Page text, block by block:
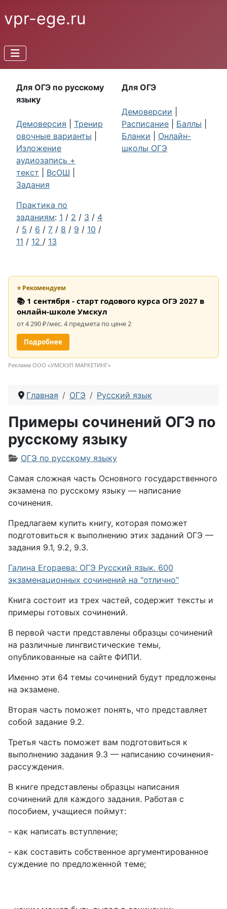
vpr-ege.ru
Для ОГЭ по русскому
языку
Демоверсия
Тренир
овочные варианты
Изложение
аудиозапись +
текст
ВсОШ
Задания
Практика по
заданиям: 1 / 2 / 3 / 4
/ 5 / 6 / 7 / 8 / 9 / 10 /
11 / 12 / 13
Для ОГЭ
Демоверсии
Расписание
Баллы
Бланки
Онлайн-
школы ОГЭ
⭐ Рекомендуем
📚 1 сентября - старт годового курса ОГЭ 2027 в
онлайн-школе Умскул
от 4 290 ₽/мес. 4 предмета по цене 2
Подробнее
Реклама ООО «УМСКУЛ МАРКЕТИНГ»
Главная ОГЭ Русский язык
Примеры сочинений ОГЭ по
русскому языку
Информация о материале
ОГЭ по русскому языку
Самая сложная часть Основного государственного
экзамена по русскому языку — написание
сочинения.
Предлагаем купить книгу, которая поможет
подготовиться к вы­полнению этих заданий ОГЭ —
задания 9.1, 9.2, 9.3.
Галина Егораева: ОГЭ Русский язык. 600
экзаменационных сочинений на "отлично"
Книга состоит из трех частей, содержит тексты и
примеры готовых сочинений.
В первой части представлены образцы сочинений
на раз­личные лингвистические темы,
опубликованные на сайте ФИПИ.
Именно эти 64 темы сочинений будут предложены
на экзамене.
Вторая часть поможет понять, что представляет
собой зада­ние 9.2.
Третья часть поможет вам подготовиться к
выполнению за­дания 9.3 — написанию сочинения-
рассуждения.
В книге представлены образцы написания
сочинений для каждого задания. Работая с
пособием, учащиеся поймут:
- как написать вступление;
- как составить собственное аргументированное
суждение по предложенной теме;